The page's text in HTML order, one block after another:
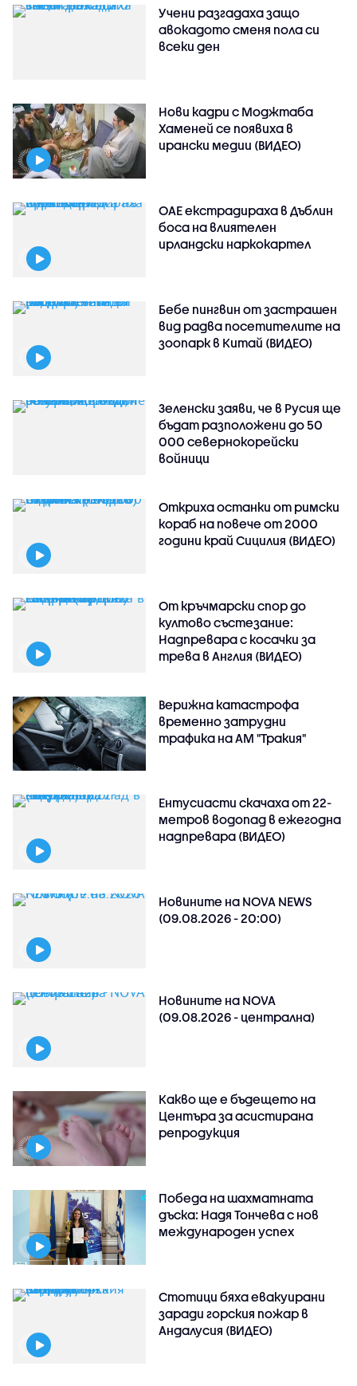
Учени разгадаха защо
авокадото сменя пола си
всеки ден
Нови кадри с Моджтаба
Хаменей се появиха в
ирански медии (ВИДЕО)
ОАЕ екстрадираха в Дъблин
боса на влиятелен
ирландски наркокартел
Бебе пингвин от застрашен
вид радва посетителите на
зоопарк в Китай (ВИДЕО)
Зеленски заяви, че в Русия ще
бъдат разположени до 50
000 севернокорейски
войници
Откриха останки от римски
кораб на повече от 2000
години край Сицилия (ВИДЕО)
От кръчмарски спор до
култово състезание:
Надпревара с косачки за
трева в Англия (ВИДЕО)
Верижна катастрофа
временно затрудни
трафика на АМ "Тракия"
Ентусиасти скачаха от 22-
метров водопад в ежегодна
надпревара (ВИДЕО)
Новините на NOVA NEWS
(09.08.2026 - 20:00)
Новините на NOVA
(09.08.2026 - централна)
Какво ще е бъдещето на
Центъра за асистирана
репродукция
Победа на шахматната
дъска: Надя Тончева с нов
международен успех
Стотици бяха евакуирани
заради горския пожар в
Андалусия (ВИДЕО)